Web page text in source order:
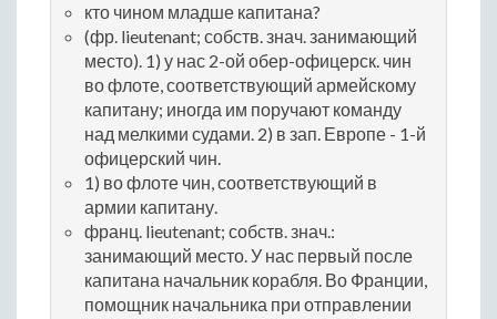
кто чином младше капитана?
(фр. lieutenant; собств. знач. занимающий
место). 1) у нас 2-ой обер-офицерск. чин
во флоте, соответствующий армейскому
капитану; иногда им поручают команду
над мелкими судами. 2) в зап. Европе - 1-й
офицерский чин.
1) во флоте чин, соответствующий в
армии капитану.
франц. lieutenant; собств. знач.:
занимающий место. У нас первый после
капитана начальник корабля. Во Франции,
помощник начальника при отправлении